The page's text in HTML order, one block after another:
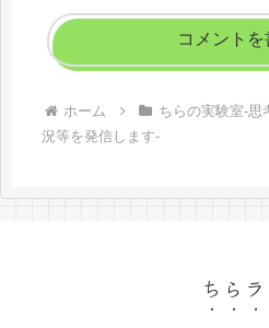
コメント
ホーム
ちらの実験室-思
況等を発信します-
ちら